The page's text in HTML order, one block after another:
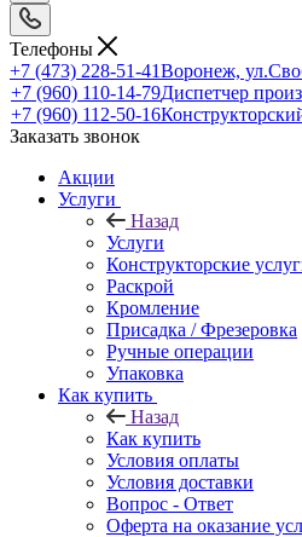
Телефоны
+7 (473) 228-51-41Воронеж,
+7 (960) 110-14-79Диспетчер
+7 (960) 112-50-16
Заказать звонок
Акции
Услуги
Назад
Услуги
Конструкторские
Раскрой
Кромление
Присадка / Фрезеровка
Ручные операции
Упаковка
Как купить
Назад
Как купить
Условия оплаты
Условия доставки
Вопрос - Ответ
Оферта на оказание